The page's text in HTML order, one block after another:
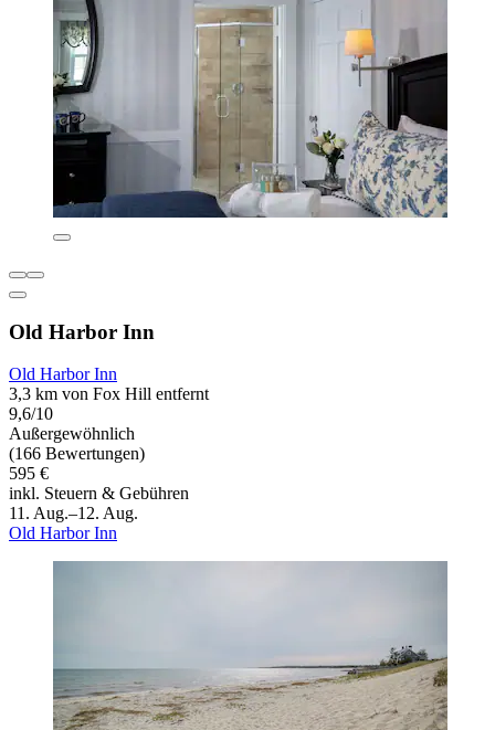
Old Harbor Inn
Old Harbor Inn
3,3 km von Fox Hill entfernt
9,6/10
Außergewöhnlich
(166 Bewertungen)
595 €
inkl. Steuern & Gebühren
11. Aug.–12. Aug.
Old Harbor Inn